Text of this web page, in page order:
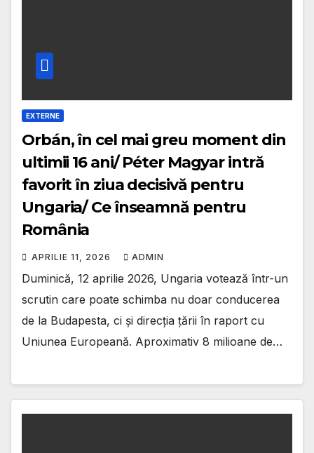
EXTERNE
Orbán, în cel mai greu moment din
ultimii 16 ani/ Péter Magyar intră
favorit în ziua decisivă pentru
Ungaria/ Ce înseamnă pentru
România
APRILIE 11, 2026 ADMIN
Duminică, 12 aprilie 2026, Ungaria votează într-un
scrutin care poate schimba nu doar conducerea
de la Budapesta, ci și direcția țării în raport cu
Uniunea Europeană. Aproximativ 8 milioane de…